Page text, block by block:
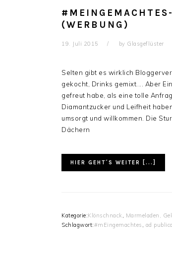
(WERBUNG)
19. Juli 2015 by Glasgeflüster
Selten gibt es wirklich
gekocht, Drinks gemixt.... Aber
gefreut habe, als eine tolle
Diamantzucker und Leifheit
umsorgt und willkommen. Die
Dächern
HIER GEHT´S WEITER [...]
Kategorie:Klönschnack, Marmeladen,
Schlagwort:#mEingemachtes , ad publica